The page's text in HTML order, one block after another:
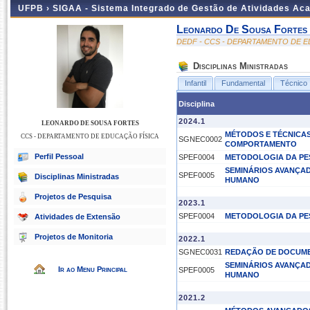
UFPB › SIGAA - Sistema Integrado de Gestão de Atividades
LEONARDO DE SOUSA FORTES
CCS - DEPARTAMENTO DE EDUCAÇÃO FÍSICA
Perfil Pessoal
Disciplinas Ministradas
Projetos de Pesquisa
Atividades de Extensão
Projetos de Monitoria
Ir ao Menu Principal
Leonardo De Sousa Fortes
DEDF - CCS - DEPARTAMENTO DE
Disciplinas Ministradas
Infantil Fundamental Técnico
Disciplina
2024.1
SGNEC0002
MÉTODOS E
COMPORTAMENTO
SPEF0004
METODOLOGIA DA
SPEF0005
SEMINÁRIOS
HUMANO
2023.1
SPEF0004
METODOLOGIA DA
2022.1
SGNEC0031 REDAÇÃO DE
SPEF0005
SEMINÁRIOS
HUMANO
2021.2